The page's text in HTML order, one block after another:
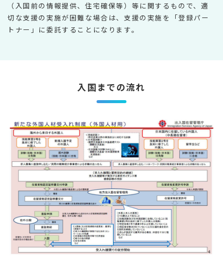
（入国前の情報提供、住宅確保等）等に関するもので、適
切な支援の実施が困難な場合は、支援の実施を「登録パー
トナー」に委託することになります。
入国までの流れ